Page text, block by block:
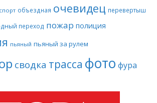
объездная очевидец перевертыш
переход пожар полиция
пьяный пьяный за рулем
сводка трасса фото фура